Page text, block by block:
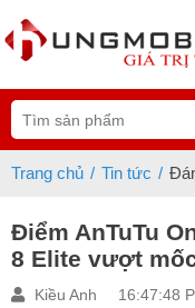
Trang chủ Tin tức
Điểm AnTuTu
8 Elite vượt
Kiều Anh 16:47:48